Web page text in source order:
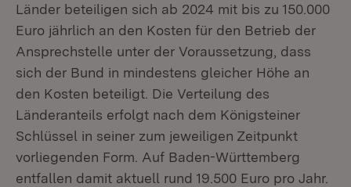
Länder beteiligen sich ab 2024 mit bis zu 150.000
Euro jährlich an den Kosten für den Betrieb der
Ansprechstelle unter der Voraussetzung, dass
sich der Bund in mindestens gleicher Höhe an
den Kosten beteiligt. Die Verteilung des
Länderanteils erfolgt nach dem Königsteiner
Schlüssel in seiner zum jeweiligen Zeitpunkt
vorliegenden Form. Auf Baden-Württemberg
entfallen damit aktuell rund 19.500 Euro pro Jahr.